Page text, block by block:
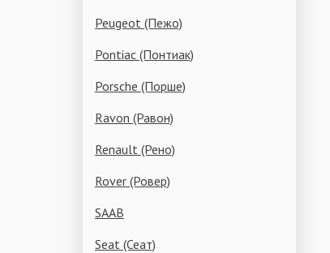
Peugeot (Пежо)
Pontiac (Понтиак)
Porsche (Порше)
Ravon (Равон)
Renault (Рено)
Rover (Ровер)
SAAB
Seat (Сеат)